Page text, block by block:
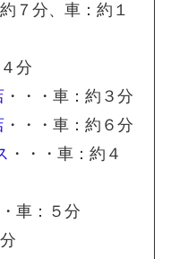
７分、車：約１
分
・・・車：約３分
・・・車：約６分
・・・車：約４
・車：５分